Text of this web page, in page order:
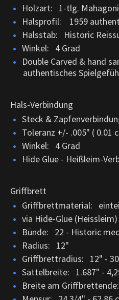
Holzart: 1-tlg. Mahagoni
Halsprofil: 1959
Halsstab: Historic
Winkel: 4 Grad
Double Carved & hand
authentisches
Hals-Verbindung
Steck &
Toleranz +/- .005" ( 0.01
Winkel: 4 Grad
Hide Glue - Heißleim-
Griffbrett
Griffbrettmaterial:
via Hide-Glue
Bünde: 22 - Historic
Radius: 12"
Griffbrettradius: 12" -
Sattelbreite: 1.687" -
Breite am